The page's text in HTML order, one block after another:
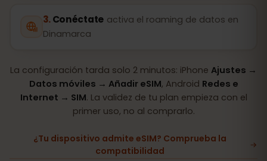
Conéctate activa el roaming de datos en
Dinamarca
La configuración tarda solo 2 minutos: iPhone Ajustes →
Datos móviles → Añadir eSIM, Android Redes e
Internet → SIM. La validez de tu plan empieza con el
primer uso, no al comprarlo.
¿Tu dispositivo admite eSIM? Comprueba la
compatibilidad